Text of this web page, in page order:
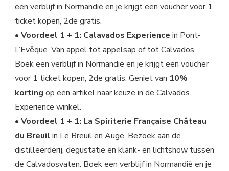
een verblijf in Normandië en je krijgt een voucher voor 1
ticket kopen, 2de gratis.
• Voordeel 1 + 1: Calavados Experience in Pont-
L’Evêque. Van appel tot appelsap of tot Calvados.
Boek een verblijf in Normandië en je krijgt een voucher
voor 1 ticket kopen, 2de gratis. Geniet van 10%
korting op een artikel naar keuze in de Calvados
Experience winkel.
• Voordeel 1 + 1: La Spiriterie Française Château
du Breuil in Le Breuil en Auge. Bezoek aan de
distilleerderij, degustatie en klank- en lichtshow tussen
de Calvadosvaten. Boek een verblijf in Normandië en je